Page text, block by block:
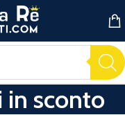
sconto